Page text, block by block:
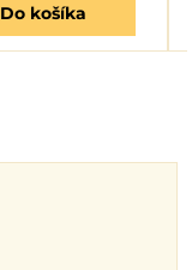
Do košíka